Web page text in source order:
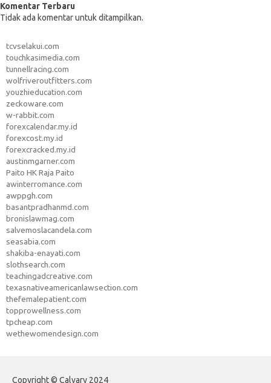
Komentar Terbaru
Tidak ada komentar untuk ditampilkan.
tcvselakui.com
touchkasimedia.com
tunnellracing.com
wolfriveroutfitters.com
youzhieducation.com
zeckoware.com
w-rabbit.com
forexcalendar.my.id
forexcost.my.id
forexcracked.my.id
austinmgarner.com
Paito HK Raja Paito
awinterromance.com
awppgh.com
basantpradhanmd.com
bronislawmag.com
salvemoslacandela.com
seasabia.com
shakiba-enayati.com
slothsearch.com
teachingadcreative.com
texasnativeamericanlawsection.com
thefemalepatient.com
topprowellness.com
tpcheap.com
wethewomendesign.com
Copyright © Calvary 2024